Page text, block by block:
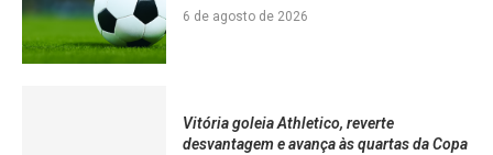
6 de agosto de 2026
Vitória goleia Athletico, reverte
desvantagem e avança às quartas da Copa